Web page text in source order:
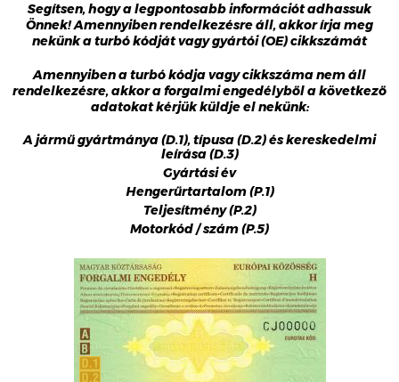
Segítsen, hogy a legpontosabb információt adhassuk
Önnek! Amennyiben rendelkezésre áll, akkor írja meg
nekünk a turbó kódját vagy gyártói (OE) cikkszámát
Amennyiben a turbó kódja vagy cikkszáma nem áll
rendelkezésre, akkor a forgalmi engedélyből a következő
adatokat kérjük küldje el nekünk:
A jármű gyártmánya (D.1), típusa (D.2) és kereskedelmi
leírása (D.3)
Gyártási év
Hengerűrtartalom (P.1)
Teljesítmény (P.2)
Motorkód / szám (P.5)